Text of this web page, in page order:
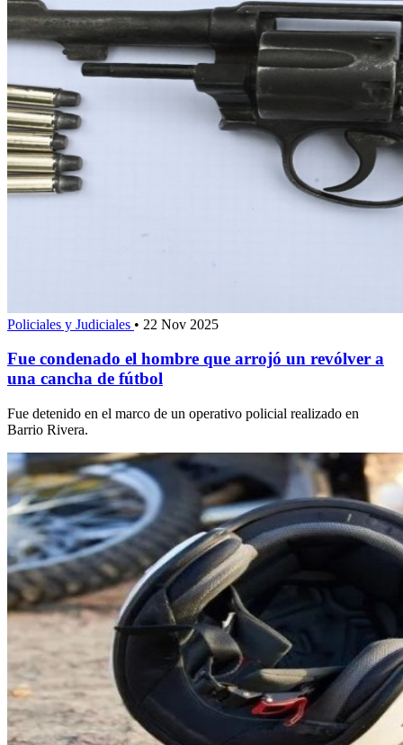
Policiales y Judiciales • 22 Nov 2025
Fue condenado el hombre que arrojó un revólver a
una cancha de fútbol
Fue detenido en el marco de un operativo policial realizado en
Barrio Rivera.